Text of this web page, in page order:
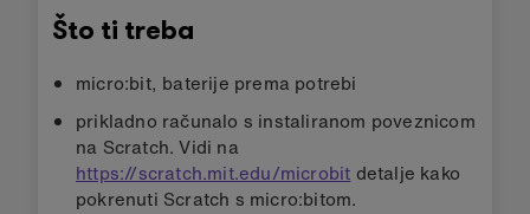
Što ti treba
micro:bit, baterije prema potrebi
prikladno računalo s instaliranom poveznicom
na Scratch. Vidi na
https://scratch.mit.edu/microbit detalje kako
pokrenuti Scratch s micro:bitom.